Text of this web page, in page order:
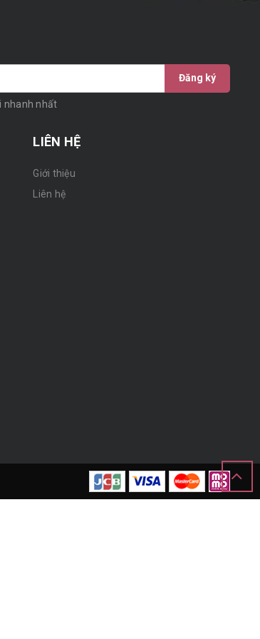
Đăng ký
nhanh nhất
LIÊN HỆ
Giới thiệu
Liên hệ